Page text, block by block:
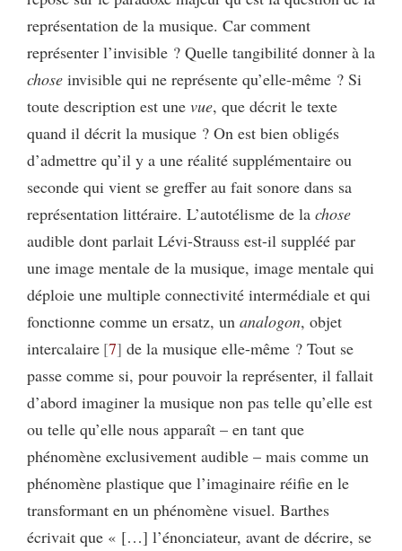
représentation de la musique. Car comment
représenter l’invisible ? Quelle tangibilité donner à la
chose invisible qui ne représente qu’elle-même ? Si
toute description est une vue, que décrit le texte
quand il décrit la musique ? On est bien obligés
d’admettre qu’il y a une réalité supplémentaire ou
seconde qui vient se greffer au fait sonore dans sa
représentation littéraire. L’autotélisme de la chose
audible dont parlait Lévi-Strauss est-il suppléé par
une image mentale de la musique, image mentale qui
déploie une multiple connectivité intermédiale et qui
fonctionne comme un ersatz, un analogon, objet
intercalaire 7 de la musique elle-même ? Tout se
passe comme si, pour pouvoir la représenter, il fallait
d’abord imaginer la musique non pas telle qu’elle est
ou telle qu’elle nous apparaît – en tant que
phénomène exclusivement audible – mais comme un
phénomène plastique que l’imaginaire réifie en le
transformant en un phénomène visuel. Barthes
écrivait que « […] l’énonciateur, avant de décrire, se